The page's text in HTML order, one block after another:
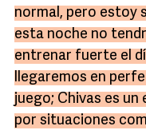
normal, pero estoy
esta noche no
entrenar fuerte el
llegaremos en
juego; Chivas es
por situaciones